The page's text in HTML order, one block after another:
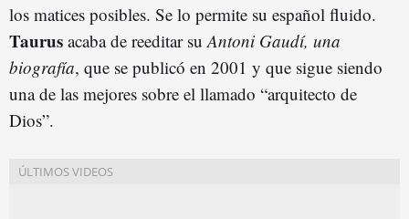
los matices posibles. Se lo permite su español fluido.
Taurus acaba de reeditar su Antoni Gaudí, una
biografía, que se publicó en 2001 y que sigue siendo
una de las mejores sobre el llamado “arquitecto de
Dios”.